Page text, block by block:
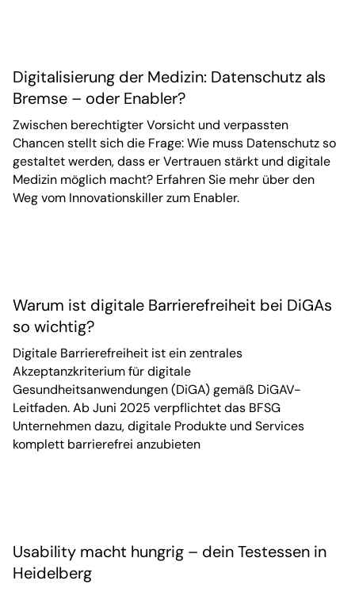
Digitalisierung der Medizin: Datenschutz als
Bremse – oder Enabler?
Zwischen berechtigter Vorsicht und verpassten
Chancen stellt sich die Frage: Wie muss Datenschutz so
gestaltet werden, dass er Vertrauen stärkt und digitale
Medizin möglich macht? Erfahren Sie mehr über den
Weg vom Innovationskiller zum Enabler.
Warum ist digitale Barrierefreiheit bei DiGAs
so wichtig?
Digitale Barrierefreiheit ist ein zentrales
Akzeptanzkriterium für digitale
Gesundheitsanwendungen (DiGA) gemäß DiGAV-
Leitfaden. Ab Juni 2025 verpflichtet das BFSG
Unternehmen dazu, digitale Produkte und Services
komplett barrierefrei anzubieten
Usability macht hungrig – dein Testessen in
Heidelberg